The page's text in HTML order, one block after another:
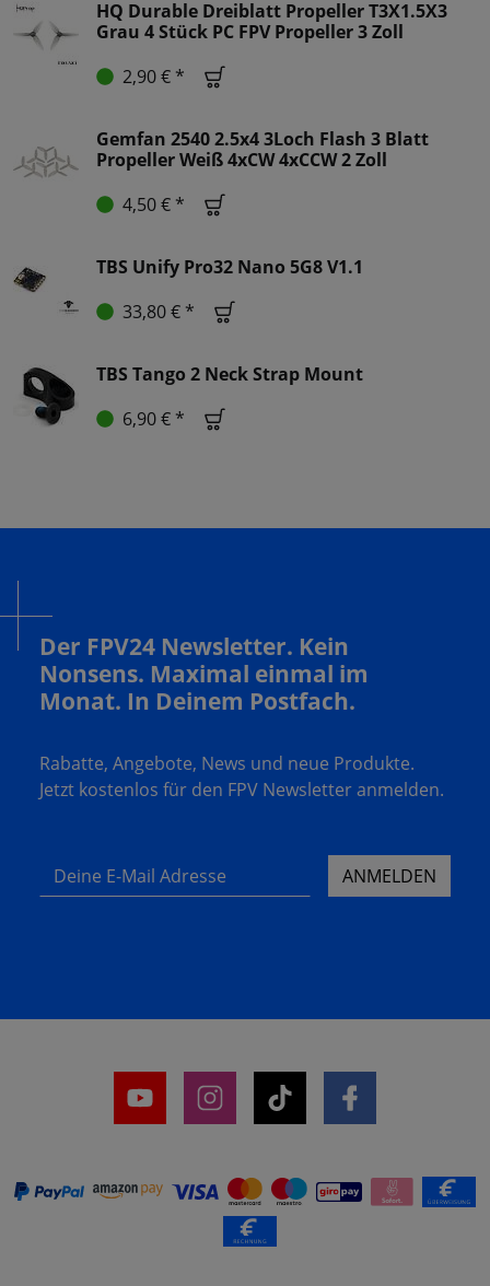
HQ Durable Dreiblatt Propeller T3X1.5X3
Grau 4 Stück PC FPV Propeller 3 Zoll
2,90 € *
Gemfan 2540 2.5x4 3Loch Flash 3 Blatt
Propeller Weiß 4xCW 4xCCW 2 Zoll
4,50 € *
TBS Unify Pro32 Nano 5G8 V1.1
33,80 € *
TBS Tango 2 Neck Strap Mount
6,90 € *
Der FPV24 Newsletter. Kein
Nonsens. Maximal einmal im
Monat. In Deinem Postfach.
Rabatte, Angebote, News und neue Produkte.
Jetzt kostenlos für den FPV Newsletter anmelden.
Deine E-Mail Adresse ANMELDEN